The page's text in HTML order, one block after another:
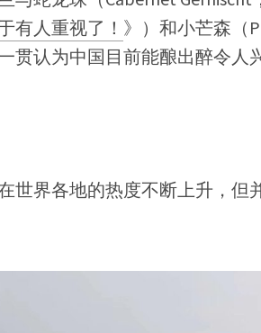
有人重视了！ 》）和小芒森（
贯认为中国目前能酿出醉令人
世界各地的热度不断上升，但